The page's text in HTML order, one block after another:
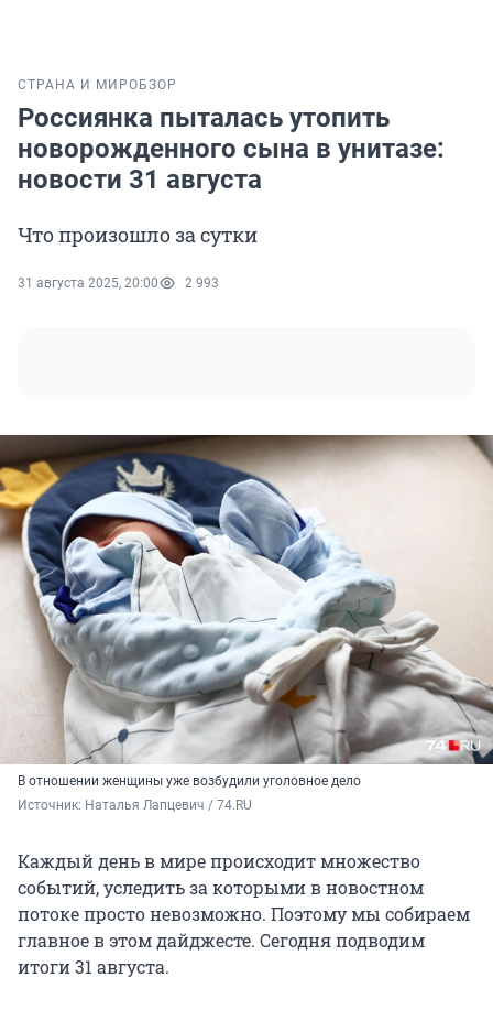
СТРАНА И МИРОБЗОР
Россиянка пыталась утопить
новорожденного сына в унитазе:
новости 31 августа
Что произошло за сутки
31 августа 2025, 20:00 2 993
В отношении женщины уже возбудили уголовное дело
Источник: Наталья Лапцевич / 74.RU
Каждый день в мире происходит множество
событий, уследить за которыми в новостном
потоке просто невозможно. Поэтому мы собираем
главное в этом дайджесте. Сегодня подводим
итоги 31 августа.